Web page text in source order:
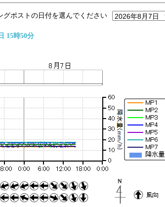
グポストの日付を選んでください
15時50分